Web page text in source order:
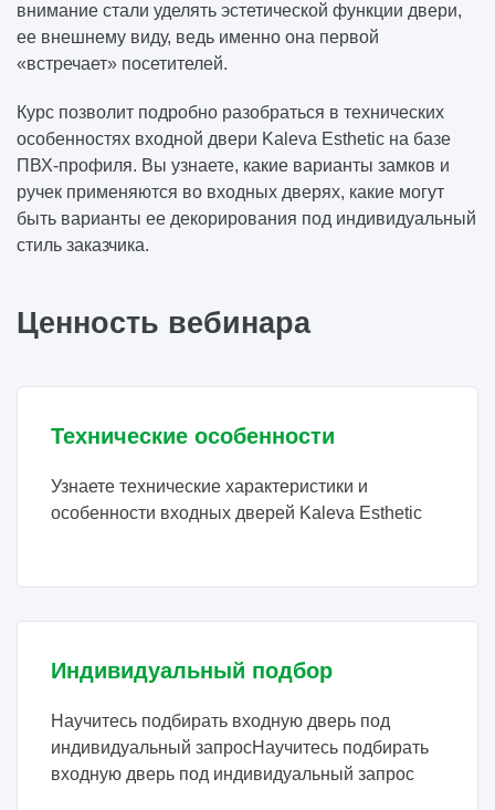
внимание стали уделять эстетической функции двери,
ее внешнему виду, ведь именно она первой
«встречает» посетителей.
Курс позволит подробно разобраться в технических
особенностях входной двери Kaleva Esthetic на базе
ПВХ-профиля. Вы узнаете, какие варианты замков и
ручек применяются во входных дверях, какие могут
быть варианты ее декорирования под индивидуальный
стиль заказчика.
Ценность вебинара
Технические особенности
Узнаете технические характеристики и
особенности входных дверей Kaleva Esthetic
Индивидуальный подбор
Научитесь подбирать входную дверь под
индивидуальный запросНаучитесь подбирать
входную дверь под индивидуальный запрос